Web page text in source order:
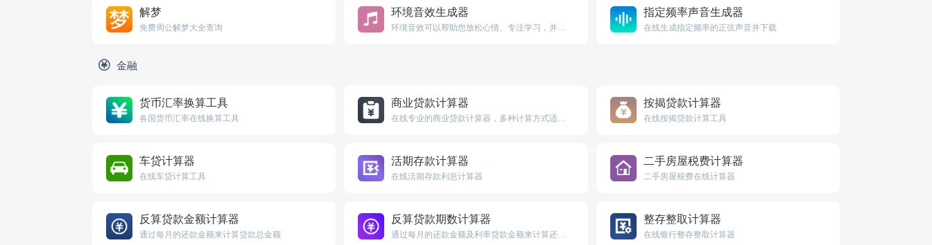
解梦
免费周公解梦大全查询
环境音效生成器 指定频率声音生成器
在线生成指定频率的正弦声音并下载
金融
货币汇率换算工具
各国货币汇率在线换算工具
商业贷款计算器
在线专业的商业贷款计算器，多种计算方式适用更多场景。
按揭贷款计算器
在线按揭贷款计算工具
车贷计算器
在线车贷计算工具
活期存款计算器
在线活期存款利息计算器
二手房屋税费计算器
二手房屋税费在线计算器
反算贷款金额计算器
通过每月的还款金额来计算贷款总金额
反算贷款期数计算器
通过每月的还款金额及利率贷款金额来计算还款期数
整存整取计算器
在线银行整存整取计算器